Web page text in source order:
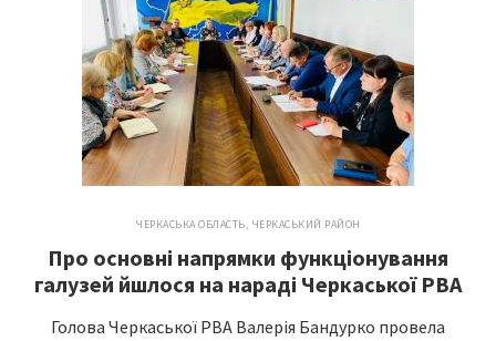
ЧЕРКАСЬКА ОБЛАСТЬ, ЧЕРКАСЬКИЙ РАЙОН
Про основні напрямки функціонування
галузей йшлося на нараді Черкаської РВА
Голова Черкаської РВА Валерія Бандурко провела